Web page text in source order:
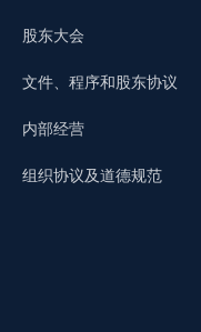
股东大会
文件、程序和股东协议
内部经营
组织协议及道德规范